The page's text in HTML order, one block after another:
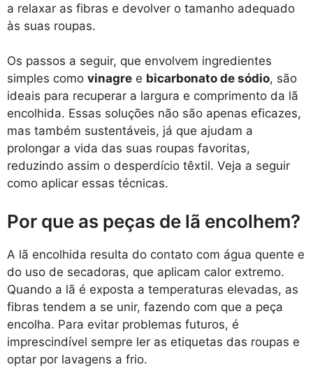
a relaxar as fibras e devolver o tamanho adequado
às suas roupas.
Os passos a seguir, que envolvem ingredientes
simples como vinagre e bicarbonato de sódio, são
ideais para recuperar a largura e comprimento da lã
encolhida. Essas soluções não são apenas eficazes,
mas também sustentáveis, já que ajudam a
prolongar a vida das suas roupas favoritas,
reduzindo assim o desperdício têxtil. Veja a seguir
como aplicar essas técnicas.
Por que as peças de lã encolhem?
A lã encolhida resulta do contato com água quente e
do uso de secadoras, que aplicam calor extremo.
Quando a lã é exposta a temperaturas elevadas, as
fibras tendem a se unir, fazendo com que a peça
encolha. Para evitar problemas futuros, é
imprescindível sempre ler as etiquetas das roupas e
optar por lavagens a frio.